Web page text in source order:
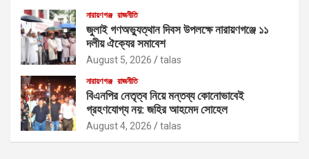
নারায়ণগঞ্জ রাজনীতি
জুলাই গণঅভ্যুত্থান দিবস উপলক্ষে নারায়ণগঞ্জে ১১
দলীয় ঐক্যের সমাবেশ
August 5, 2026 talas
নারায়ণগঞ্জ রাজনীতি
বিএনপির নেতৃত্ব নিয়ে মন্তব্য কোনোভাবেই
গ্রহণযোগ্য নয়: জহির আহমেদ সোহেল
August 4, 2026 talas